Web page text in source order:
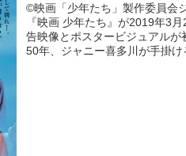
©映画「少年たち」製作委員会
『映画 少年たち』が2019年3
告映像とポスタービジュアル
50年、ジャニー喜多川が手掛け